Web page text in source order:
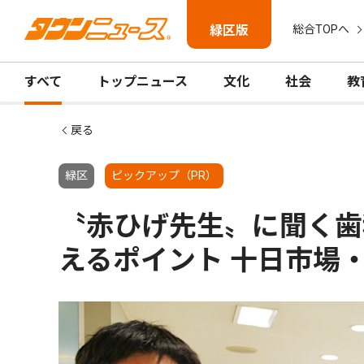
緑区版 総合TOPへ
すべて トップニュース 文化 社会 教
戻る
緑区 ピックアップ（PR）
〝赤ひげ先生〟に聞く
えるポイント 十日市場